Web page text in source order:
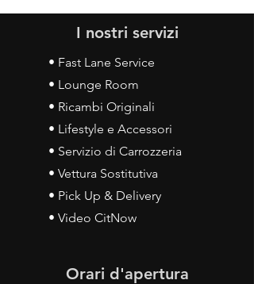
I nostri servizi
• Fast Lane Service
• Lounge Room
• Ricambi Originali
• Lifestyle e Accessori
• Servizio di Carrozzeria
• Vettura Sostitutiva
• Pick Up & Delivery
• Video CitNow
Orari d'apertura